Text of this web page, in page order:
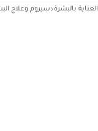
العناية بالبشرة سيروم وعلاج